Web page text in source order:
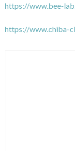
https://www.bee-
https://www.chiba-